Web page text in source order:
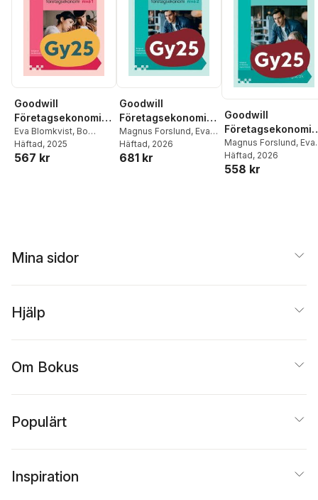
Goodwill
Företagsekonomi
nivå 1 Textbok
Eva Blomkvist, Bo
Egervall
Häftad, 2025
567 kr
Goodwill
Företagsekonomi
nivå 2 Textbok
Magnus Forslund, Eva
Blomkvist,Bo Egervall
Häftad, 2026
681 kr
Goodwill
Företagsekonomi
nivå 2 Övningsbok
Magnus Forslund, Eva
Blomkvist,Bo Egervall
Häftad, 2026
558 kr
Mina sidor
Hjälp
Om Bokus
Populärt
Inspiration